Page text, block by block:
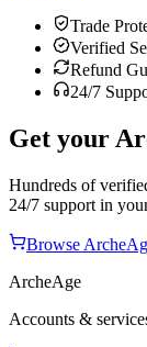
Trade
Verified
Refund
24/7
Get your
Hundreds of
24/7 support in
Browse
ArcheAge
Accounts &